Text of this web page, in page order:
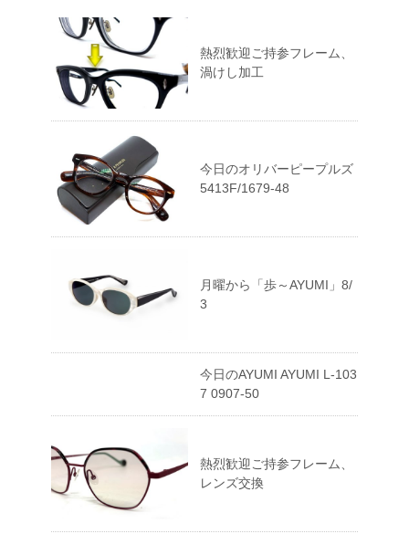
熱烈歓迎ご持参フレーム、
渦けし加工
今日のオリバーピープルズ
5413F/1679-48
月曜から「歩～AYUMI」8/
3
今日のAYUMI AYUMI L-103
7 0907-50
熱烈歓迎ご持参フレーム、
レンズ交換